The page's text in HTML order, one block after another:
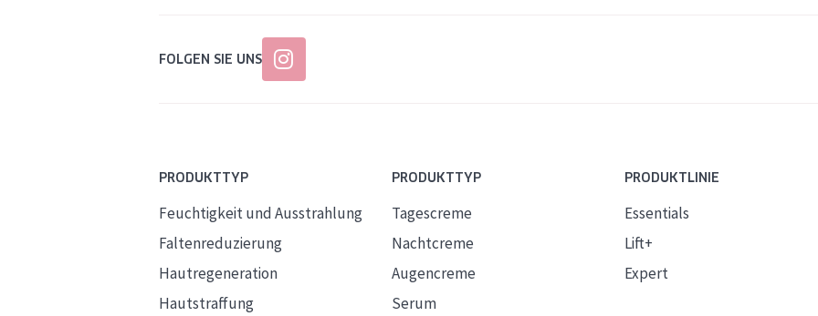
FOLGEN SIE UNS
PRODUKTTYP
Feuchtigkeit und Ausstrahlung
Faltenreduzierung
Hautregeneration
Hautstraffung
PRODUKTTYP
Tagescreme
Nachtcreme
Augencreme
Serum
PRODUKTLINIE
Essentials
Lift+
Expert